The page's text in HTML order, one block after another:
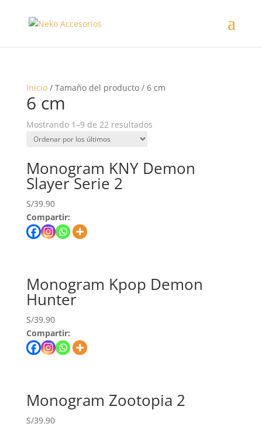
Inicio/ Tamaño del producto / 6 cm
6 cm
Mostrando 1–9 de 22 resultados
Monogram KNY Demon
Slayer Serie 2
S/39.90
Compartir:
Monogram Kpop Demon
Hunter
S/39.90
Compartir:
Monogram Zootopia 2
S/39.90